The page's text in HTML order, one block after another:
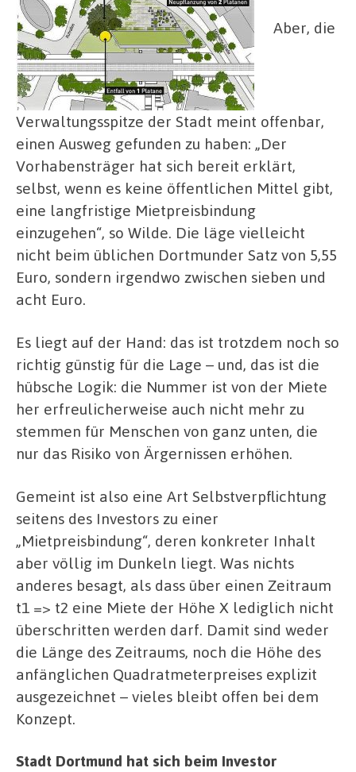
Aber, die
Verwaltungsspitze der Stadt meint offenbar,
einen Ausweg gefunden zu haben: „Der
Vorhabensträger hat sich bereit erklärt,
selbst, wenn es keine öffentlichen Mittel gibt,
eine langfristige Mietpreisbindung
einzugehen“, so Wilde. Die läge vielleicht
nicht beim üblichen Dortmunder Satz von 5,55
Euro, sondern irgendwo zwischen sieben und
acht Euro.
Es liegt auf der Hand: das ist trotzdem noch so
richtig günstig für die Lage – und, das ist die
hübsche Logik: die Nummer ist von der Miete
her erfreulicherweise auch nicht mehr zu
stemmen für Menschen von ganz unten, die
nur das Risiko von Ärgernissen erhöhen.
Gemeint ist also eine Art Selbstverpflichtung
seitens des Investors zu einer
„Mietpreisbindung“, deren konkreter Inhalt
aber völlig im Dunkeln liegt. Was nichts
anderes besagt, als dass über einen Zeitraum
t1 => t2 eine Miete der Höhe X lediglich nicht
überschritten werden darf. Damit sind weder
die Länge des Zeitraums, noch die Höhe des
anfänglichen Quadratmeterpreises explizit
ausgezeichnet – vieles bleibt offen bei dem
Konzept.
Stadt Dortmund hat sich beim Investor